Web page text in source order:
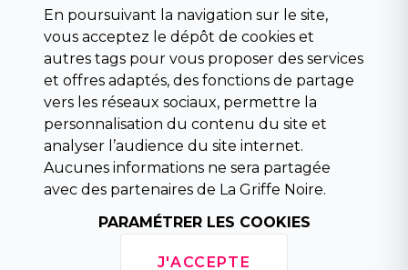
Para scolaire
Histoire
Pochoteque
Pleiade
INFORMATIONS
Droit de rétractation
Conditions générales de vente
Mentions légales
Horaires d'ouverture
En poursuivant la navigation sur le site,
vous acceptez le dépôt de cookies et
autres tags pour vous proposer des services
et offres adaptés, des fonctions de partage
vers les réseaux sociaux, permettre la
personnalisation du contenu du site et
analyser l’audience du site internet.
Aucunes informations ne sera partagée
avec des partenaires de La Griffe Noire.
PARAMÉTRER LES COOKIES
J'ACCEPTE